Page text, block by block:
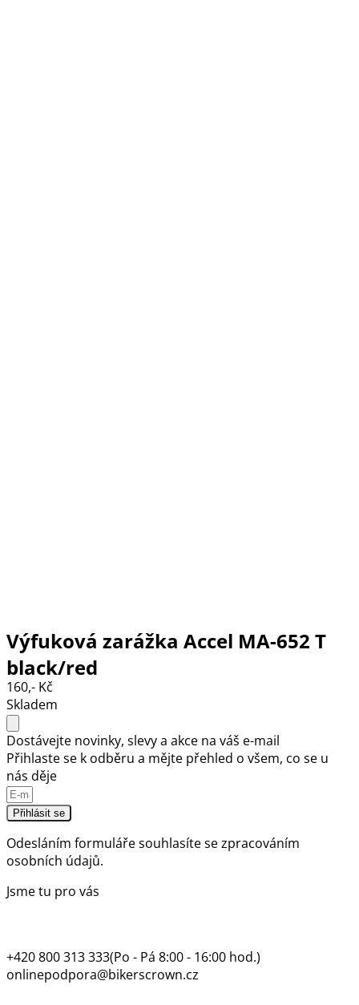
Výfuková zarážka Accel MA-652 T
black/red
160,- Kč
Skladem
Dostávejte novinky, slevy a akce na váš e-mail
Přihlaste se k odběru a mějte přehled o všem, co se u
nás děje
Přihlásit se
Odesláním formuláře souhlasíte sezpracováním
osobních údajů.
Jsme tu pro vás
+420 800 313 333(Po - Pá 8:00 - 16:00 hod.)
onlinepodpora@bikerscrown.cz